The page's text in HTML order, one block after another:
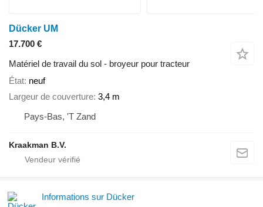
Dücker UM
17.700 €
Matériel de travail du sol - broyeur pour tracteur
État neuf
Largeur de couverture 3,4 m
Pays-Bas, 'T Zand
Kraakman B.V.
Informations sur Dücker